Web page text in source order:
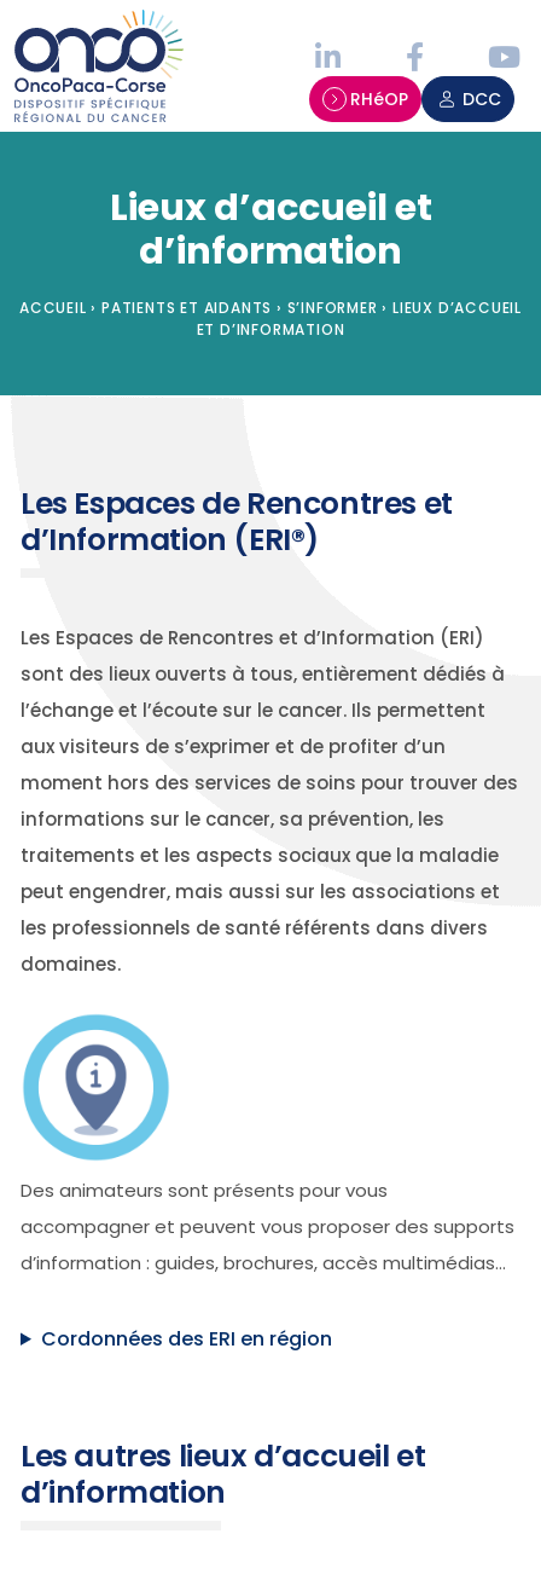
RHéOP DCC
Lieux d’accueil et
d’information
ACCUEIL › PATIENTS ET AIDANTS › S’INFORMER › LIEUX D’ACCUEIL
ET D’INFORMATION
Les Espaces de Rencontres et
d’Information (ERI®)
Les Espaces de Rencontres et d’Information (ERI)
sont des lieux ouverts à tous, entièrement dédiés à
l’échange et l’écoute sur le cancer. Ils permettent
aux visiteurs de s’exprimer et de profiter d’un
moment hors des services de soins pour trouver des
informations sur le cancer, sa prévention, les
traitements et les aspects sociaux que la maladie
peut engendrer, mais aussi sur les associations et
les professionnels de santé référents dans divers
domaines.
Des animateurs sont présents pour vous
accompagner et peuvent vous proposer des supports
d’information : guides, brochures, accès multimédias…
Cordonnées des ERI en région
Les autres lieux d’accueil et
d’information
Panneau de gestion des cookies